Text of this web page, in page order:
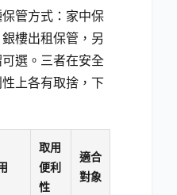
管方式：家中保
樓出租保管，另
選。三者在安全
上各有取捨，下
取用
便利
性
適合
對象